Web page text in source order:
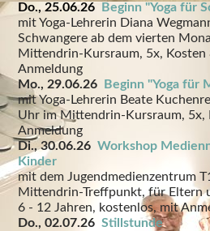
Do., 25.06.26
Beginn "Yoga für
mit Yoga-Lehrerin Diana
Schwangere ab dem vierten
Mittendrin-Kursraum, 5x, Kosten
Anmeldung
Mo., 29.06.26
Beginn "Yoga für
mit Yoga-Lehrerin Beate
Uhr im Mittendrin-Kursraum, 5x,
Anmeldung
Di., 30.06.26Workshop
Kinder
mit dem Jugendmedienzentrum
Mittendrin-Treffpunkt, für Eltern
6 - 12 Jahren, kostenlos, mit
Do., 02.07.26Stillstunde